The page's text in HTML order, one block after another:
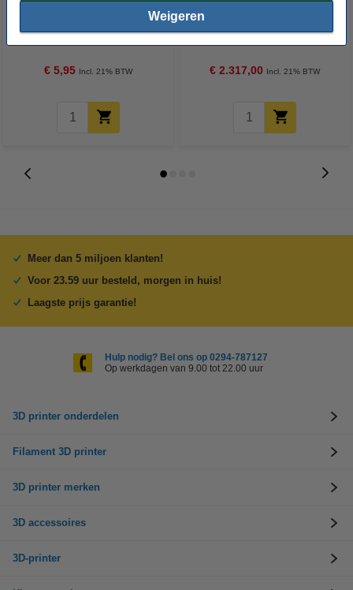
Weigeren
123inkt luchtdrukreiniger (400
ml)
€ 5,95 Incl. 21% BTW
Aliencell X1 Laser Engraver
40W + air assist
€ 2.317,00 Incl. 21% BTW
Meer dan 5 miljoen klanten!
Voor 23.59 uur besteld, morgen in huis!
Laagste prijs garantie!
Hulp nodig? Bel ons op 0294-787127
Op werkdagen van 9.00 tot 22.00 uur
3D printer onderdelen
Filament 3D printer
3D printer merken
3D accessoires
3D-printer